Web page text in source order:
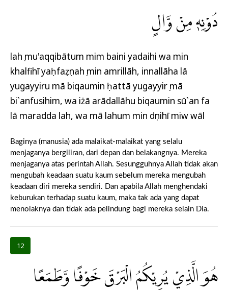
دُوْنِهٖ مِنْ وَّالٍ
lahụ mu'aqqibātum mim baini yadaihi wa min
khalfihī yaḥfaẓụnahụ min amrillāh, innallāha lā
yugayyiru mā biqaumin ḥattā yugayyirụ mā
bi`anfusihim, wa iżā arādallāhu biqaumin sū`an fa
lā maradda lah, wa mā lahum min dụnihī miw wāl
Baginya (manusia) ada malaikat-malaikat yang selalu
menjaganya bergiliran, dari depan dan belakangnya. Mereka
menjaganya atas perintah Allah. Sesungguhnya Allah tidak akan
mengubah keadaan suatu kaum sebelum mereka mengubah
keadaan diri mereka sendiri. Dan apabila Allah menghendaki
keburukan terhadap suatu kaum, maka tak ada yang dapat
menolaknya dan tidak ada pelindung bagi mereka selain Dia.
12
هُوَ الَّذِيْ يُرِيْكُمُ الْبَرْقَ خَوْفًا وَّطَمَعًا